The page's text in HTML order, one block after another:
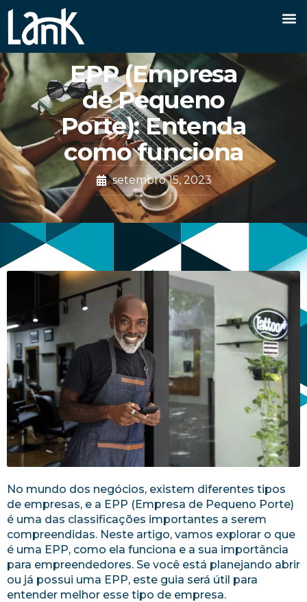
EPP (Empresa
de Pequeno
Porte): Entenda
como funciona
setembro 15, 2023
No mundo dos negócios, existem diferentes tipos
de empresas, e a EPP (Empresa de Pequeno Porte)
é uma das classificações importantes a serem
compreendidas. Neste artigo, vamos explorar o que
é uma EPP, como ela funciona e a sua importância
para empreendedores. Se você está planejando abrir
ou já possui uma EPP, este guia será útil para
entender melhor esse tipo de empresa.